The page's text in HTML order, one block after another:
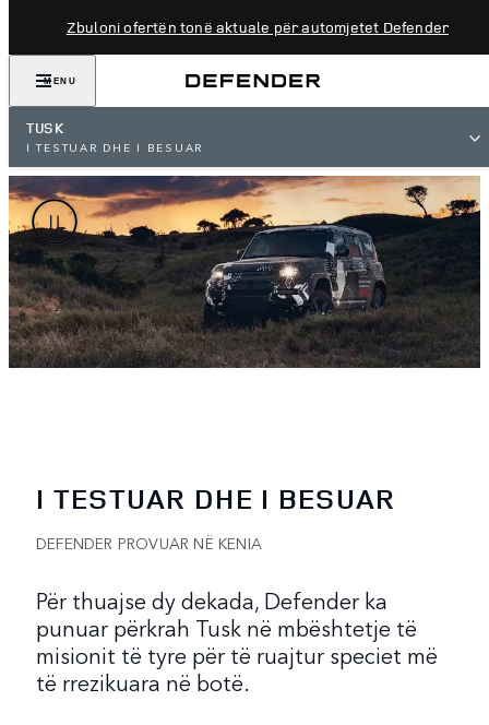
Zbuloni ofertën tonë aktuale për automjetet Defender
MENU
TUSK
I TESTUAR DHE I BESUAR
I TESTUAR DHE I BESUAR
DEFENDER PROVUAR NË KENIA
Për thuajse dy dekada, Defender ka
punuar përkrah Tusk në mbështetje të
misionit të tyre për të ruajtur speciet më
të rrezikuara në botë.